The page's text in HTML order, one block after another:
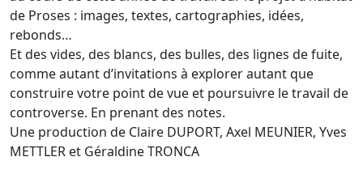
de Proses : images, textes, cartographies, idées,
rebonds…
Et des vides, des blancs, des bulles, des lignes de fuite,
comme autant d’invitations à explorer autant que
construire votre point de vue et poursuivre le travail de
controverse. En prenant des notes.
Une production de Claire DUPORT, Axel MEUNIER, Yves
METTLER et Géraldine TRONCA